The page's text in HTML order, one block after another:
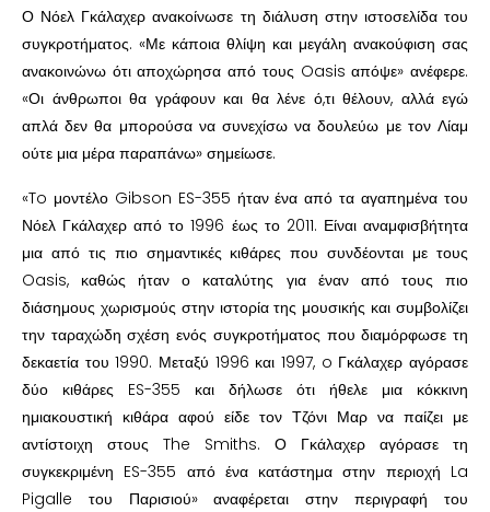
Ο Νόελ Γκάλαχερ ανακοίνωσε τη διάλυση στην ιστοσελίδα του
συγκροτήματος. «Με κάποια θλίψη και μεγάλη ανακούφιση σας
ανακοινώνω ότι αποχώρησα από τους Oasis απόψε» ανέφερε.
«Οι άνθρωποι θα γράφουν και θα λένε ό,τι θέλουν, αλλά εγώ
απλά δεν θα μπορούσα να συνεχίσω να δουλεύω με τον Λίαμ
ούτε μια μέρα παραπάνω» σημείωσε.
«To μοντέλο Gibson ES-355 ήταν ένα από τα αγαπημένα του
Νόελ Γκάλαχερ από το 1996 έως το 2011. Είναι αναμφισβήτητα
μια από τις πιο σημαντικές κιθάρες που συνδέονται με τους
Oasis, καθώς ήταν ο καταλύτης για έναν από τους πιο
διάσημους χωρισμούς στην ιστορία της μουσικής και συμβολίζει
την ταραχώδη σχέση ενός συγκροτήματος που διαμόρφωσε τη
δεκαετία του 1990. Μεταξύ 1996 και 1997, o Γκάλαχερ αγόρασε
δύο κιθάρες ES-355 και δήλωσε ότι ήθελε μια κόκκινη
ημιακουστική κιθάρα αφού είδε τον Τζόνι Μαρ να παίζει με
αντίστοιχη στους The Smiths. Ο Γκάλαχερ αγόρασε τη
συγκεκριμένη ES-355 από ένα κατάστημα στην περιοχή La
Pigalle του Παρισιού» αναφέρεται στην περιγραφή του